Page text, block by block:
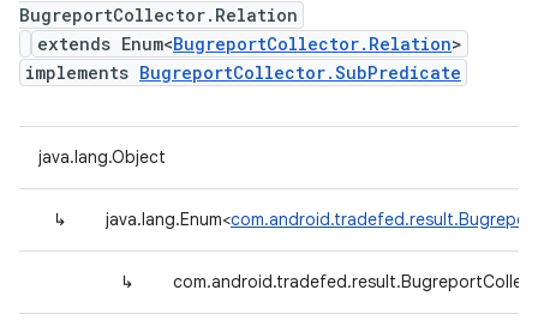
BugreportCollector.Relation
extends Enum<BugreportCollector.Relation>
implements BugreportCollector.SubPredicate
java.lang.Object
↳ java.lang.Enum<
↳